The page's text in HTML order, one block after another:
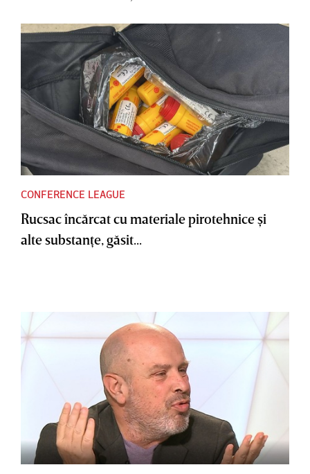
CONFERENCE LEAGUE
Rucsac încărcat cu materiale pirotehnice şi
alte substanţe, găsit...